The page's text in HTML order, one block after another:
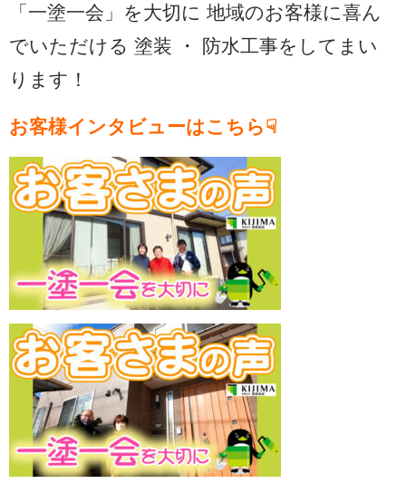
「一塗一会」を大切に 地域のお客様に喜ん
でいただける 塗装 ・ 防水工事をしてまい
ります！
お客様インタビューはこちら☟